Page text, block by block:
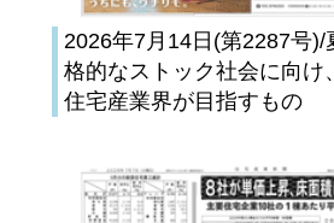
2026年7月14日(第2287号)/
格的なストック社会に向け
住宅産業界が目指すもの